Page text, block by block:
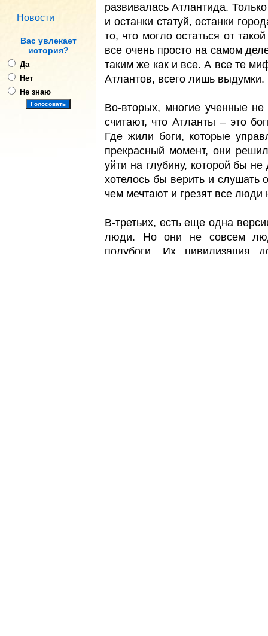
Новости
Ваc увлекает
история?
Да
Нет
Не знаю
развивалась Атлантида.
и останки статуй, останки
то, что могло остаться от
все очень просто на самом
таким же как и все. А все те
Атлантов, всего лишь выдумки.
Во-вторых, многие ученные
считают, что Атланты – это
Где жили боги, которые
прекрасный момент, они
уйти на глубину, которой бы
хотелось бы верить и слушать
чем мечтают и грезят все люди
В-третьих, есть еще одна
люди. Но они не совсем
полубоги. Их цивилизация